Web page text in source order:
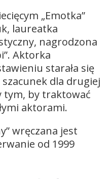
„Emotka”
laureatka
nagrodzona
Aktorka
starała się
dla drugiej
tym, by traktować
aktorami.
wręczana jest
od 1999